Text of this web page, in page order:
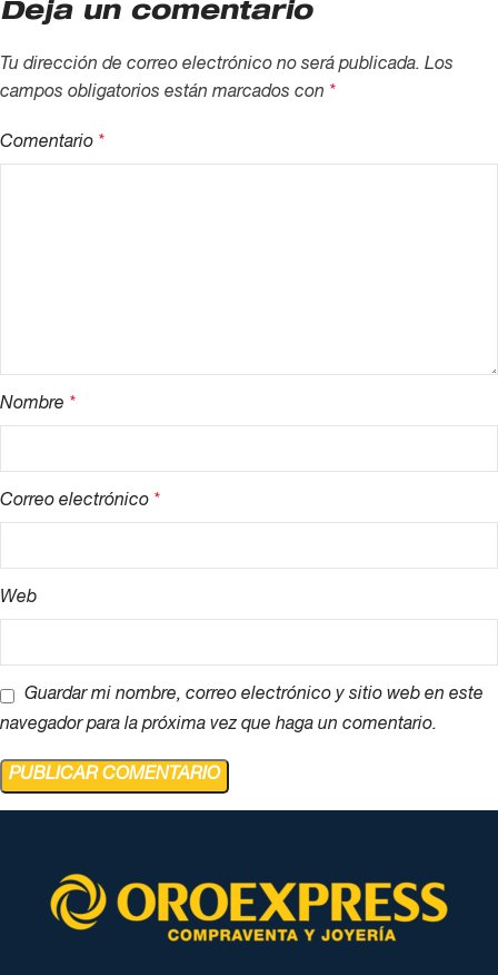
Deja un comentario
Tu dirección de correo electrónico no será publicada. Los
campos obligatorios están marcados con *
Comentario *
Nombre *
Correo electrónico *
Web
Guardar mi nombre, correo electrónico y sitio web en este
navegador para la próxima vez que haga un comentario.